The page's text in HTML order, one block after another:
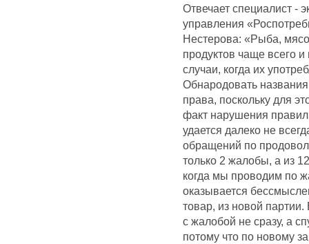
Отвечает специалист -
управления
Нестерова: «Рыба,
продуктов чаще всего
случаи, когда их
Обнародовать
права, поскольку для
факт нарушения правил
удается далеко не
обращений по
только 2 жалобы, а из
когда мы проводим по
оказывается
товар, из новой
с жалобой не сразу, а
потому что по новому